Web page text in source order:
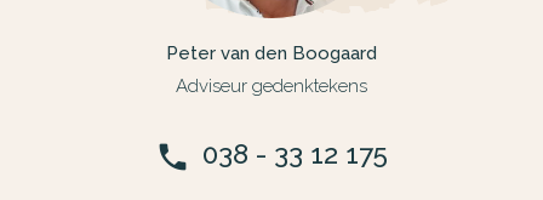
Peter van den Boogaard
Adviseur gedenktekens
phone 038 - 33 12 175